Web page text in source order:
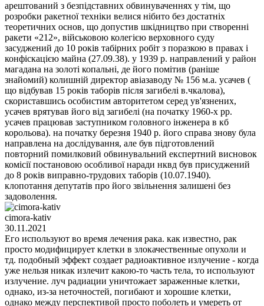
арештований з безпідставних обвинуваченнях у тім, що
розробки ракетної техніки велися нібито без достатніх
теоретичних основ, що допустив шкідництво при створенні
ракети «212», військовою колегією верховного суду
засуджений до 10 років табірних робіт з поразкою в правах і
конфіскацією майна (27.09.38). у 1939 р. направлений у район
магадана на золоті копальні, де його помітив (раніше
знайомий) колишній директор авіазаводу № 156 м.а. усачев (
що відбував 15 років таборів після загибелі в.чкалова),
скориставшись особистим авторитетом серед ув'язнених,
усачев врятував його від загибелі (на початку 1960-х рр.
усачев працював заступником головного інженера в кб
корольова). на початку березня 1940 р. його справа знову була
направлена на дослідування, але був підготовлений
повторний помилковий обвинувальний експертний висновок
комісії постановою особливої наради нквд був присуджений
до 8 років виправно-трудових таборів (10.07.1940).
клопотання депутатів про його звільнення залишені без
задоволення.
cimora-kativ
30.11.2021
Его используют во время лечения рака. как известно, рак
просто модифицирует клетки в злокачественные опухоли и
тд. подобный эффект создает радиоактивное излучение - когда
уже нельзя никак излечит какою-то часть тела, то используют
излучение. луч радиации уничтожает зараженные клетки,
однако, из-за неточностей, погибают и хорошие клетки,
однако между перспективой просто поболеть и умереть от